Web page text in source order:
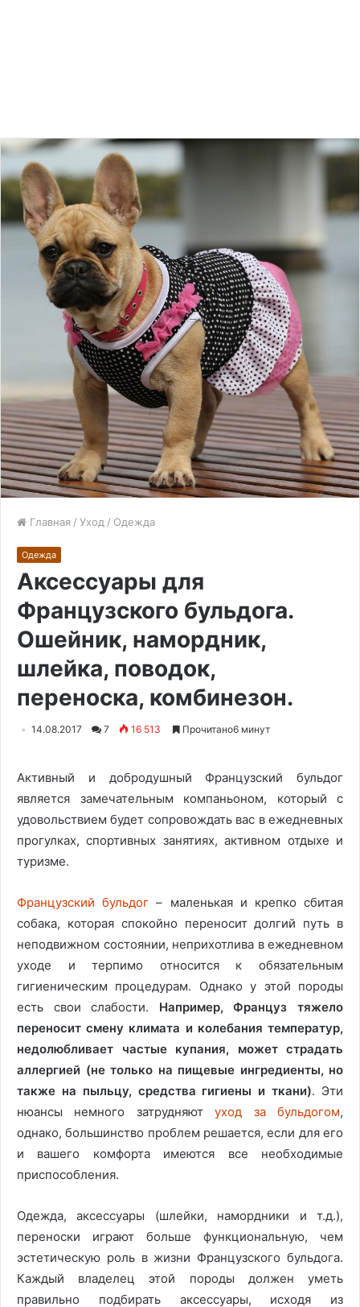
Главная / Уход / Одежда
Одежда
Аксессуары для
Французского бульдога.
Ошейник, намордник,
шлейка, поводок,
переноска, комбинезон.
14.08.2017 7 16 513 Прочитано6 минут
Активный и добродушный Французский бульдог
является замечательным компаньоном, который с
удовольствием будет сопровождать вас в ежедневных
прогулках, спортивных занятиях, активном отдыхе и
туризме.
Французский бульдог – маленькая и крепко сбитая
собака, которая спокойно переносит долгий путь в
неподвижном состоянии, неприхотлива в ежедневном
уходе и терпимо относится к обязательным
гигиеническим процедурам. Однако у этой породы
есть свои слабости. Например, Француз тяжело
переносит смену климата и колебания температур,
недолюбливает частые купания, может страдать
аллергией (не только на пищевые ингредиенты, но
также на пыльцу, средства гигиены и ткани). Эти
нюансы немного затрудняютуход за бульдогом,
однако, большинство проблем решается, если для его
и вашего комфорта имеются все необходимые
приспособления.
Одежда, аксессуары (шлейки, намордники и т.д.),
переноски играют больше функциональную, чем
эстетическую роль в жизни Французского бульдога.
Каждый владелец этой породы должен уметь
правильно подбирать аксессуары, исходя из